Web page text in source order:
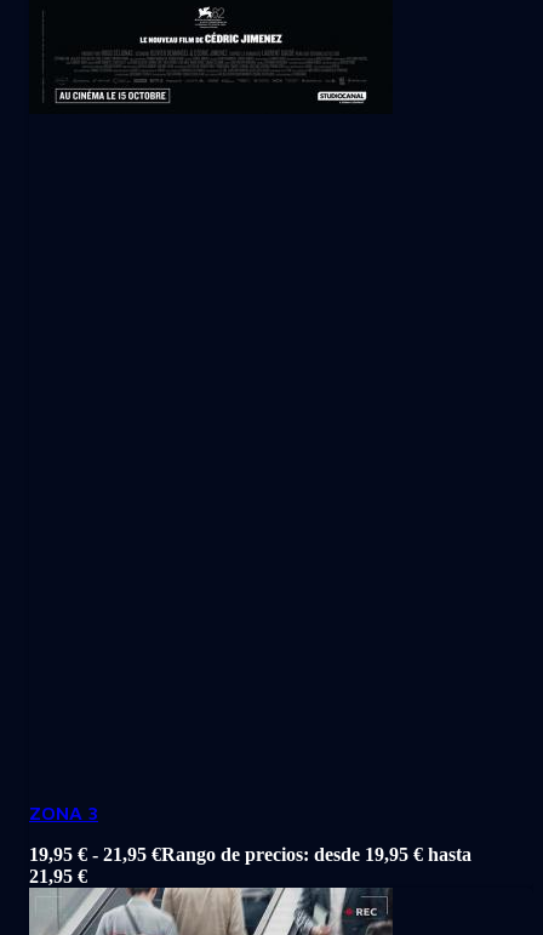
ZONA 3
19,95 € - 21,95 €Rango de precios: desde 19,95 € hasta
21,95 €